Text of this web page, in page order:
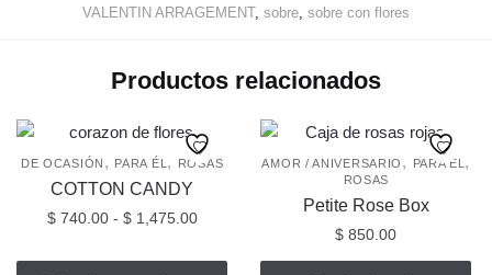
VALENTIN ARRAGEMENT, sobre, sobre con flores
Productos relacionados
DE OCASIÓN , PARA ÉL , ROSAS
COTTON CANDY
$740.00 - $1,475.00Rango
precios:
Este
AMOR / ANIVERSARIO , PARA ÉL ,
ROSAS
Petite Rose Box
$ 850.00